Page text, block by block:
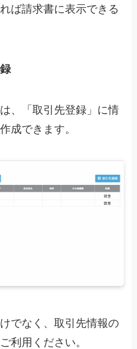
ば請求書に表示できる
、「取引先登録」に情
成できます。
でなく、取引先情報の
利用ください。